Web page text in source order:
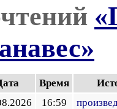
Время
16:59